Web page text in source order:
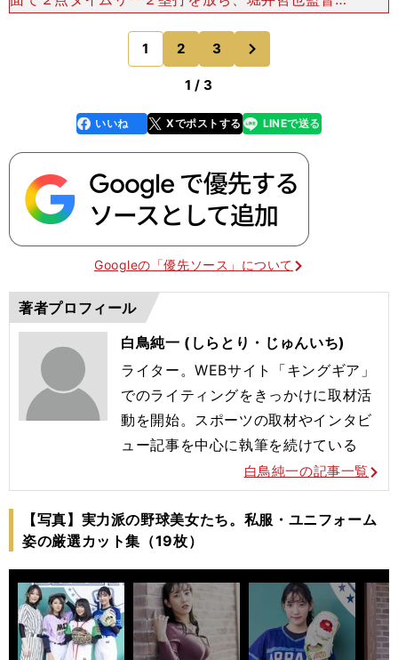
「勝負所で４番らしい役割を果たしてくれた」と称
賛。清原は２塁上で、バックネット裏やスタンドに
人さし指を向けた
1 2 3
1 / 3
faceboo
k
いいね Xでポストする
line LINEで送る
Googleの「優先ソース」について
著者プロフィール
白鳥純一 (しらとり・じゅんいち)
ライター。WEBサイト「キングギア」
でのライティングをきっかけに取材活
動を開始。スポーツの取材やインタビ
ュー記事を中心に執筆を続けている
白鳥純一の記事一覧
【写真】実力派の野球美女たち。私服・ユニフォーム
姿の厳選カット集（19枚）